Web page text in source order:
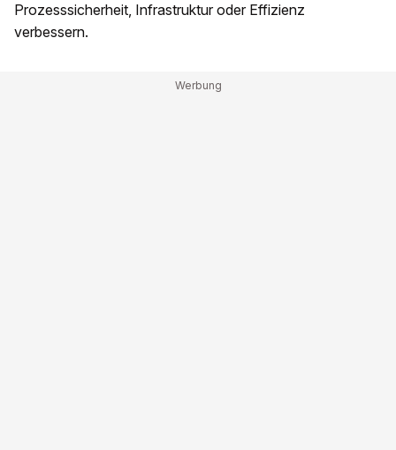
Prozesssicherheit, Infrastruktur oder Effizienz
verbessern.